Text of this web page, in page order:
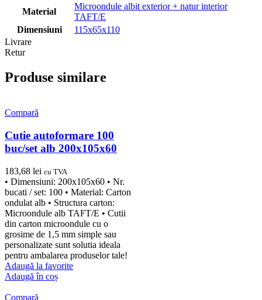
Material
Microondule albit exterior + natur interior
TAFT/E
Dimensiuni
115x65x110
Livrare
Retur
Produse similare
Compară
Cutie autoformare 100
buc/set alb 200x105x60
183,68 lei cu TVA
• Dimensiuni: 200x105x60 • Nr.
bucati / set: 100 • Material: Carton
ondulat alb • Structura carton:
Microondule alb TAFT/E • Cutii
din carton microondule cu o
grosime de 1,5 mm simple sau
personalizate sunt solutia ideala
pentru ambalarea produselor tale!
Adaugă la favorite
Adaugă în coș
Compară